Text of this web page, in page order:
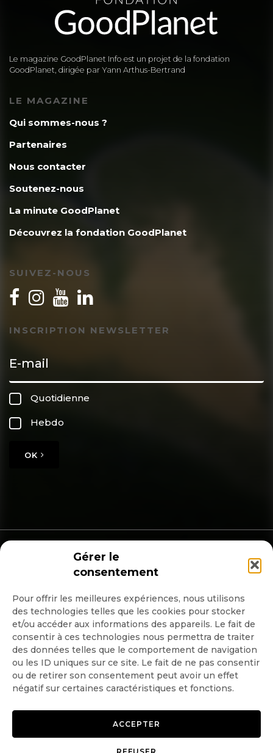
Gérer le
consentement
Pour offrir les meilleures expériences, nous utilisons
des technologies telles que les cookies pour stocker
et/ou accéder aux informations des appareils. Le fait de
consentir à ces technologies nous permettra de traiter
des données telles que le comportement de navigation
ou les ID uniques sur ce site. Le fait de ne pas consentir
ou de retirer son consentement peut avoir un effet
négatif sur certaines caractéristiques et fonctions.
ACCEPTER
REFUSER
Le magazine GoodPlanet Info est un projet de la fondation
GoodPlanet, dirigée par Yann Arthus-Bertrand
LE MAGAZINE
Qui sommes-nous ?
Partenaires
Nous contacter
Soutenez-nous
La minute GoodPlanet
Découvrez la fondation GoodPlanet
SUIVEZ-NOUS
INSCRIPTION NEWSLETTER
Quotidienne
Hebdo
OK
Politique de confidentialité
Politique d’utilisation des
Gérer le consentement